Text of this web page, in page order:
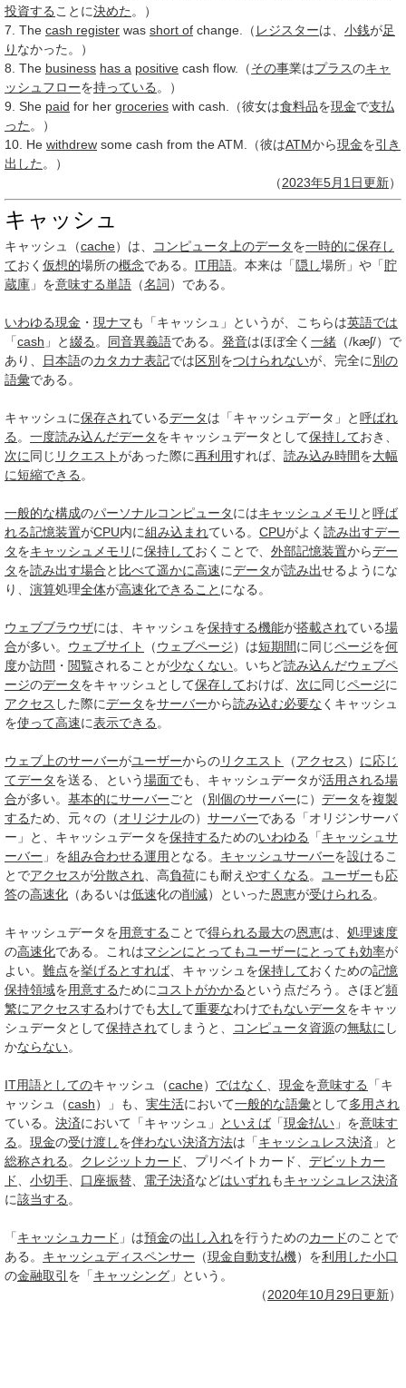
投資する ことに決めた 。）
7. The cash register was short of change.（ レジスターは、 小銭が足
り なかった。）
8. The business has a positive cash flow.（その事業はプラスのキャ
ッシュフローを持っている 。）
9. She paid for her groceries with cash.（彼女は食料品を現金で支払
った 。）
10. He withdrew some cash from the ATM.（彼はATMから現金を引き
出した 。）
（2023年5月1日更新）
キャッシュ
キャッシュ（cache）は、 コンピュータ 上のデータを一時的に保存し
ておく 仮想的場所の概念である。 IT用語。本来は「隠し場所」や「貯
蔵庫 」を意味する単語 （名詞）である。
いわゆる現金 ・ 現ナマも「キャッシュ」というが、こちらは英語では
「cash 」と綴る 。 同音異義語である。 発音はほぼ全く 一緒 （/kæʃ/）で
あり、
日本語のカタカナ表記では区別 をつけられないが、完全に別の
語彙である。
キャッシュに保存されているデータは「キャッシュデータ」と呼ばれ
る 。 一度読み込んだデータをキャッシュデータとして保持しておき、
次に同じ リクエストがあった際に再利用すれば、 読み込み時間を大幅
に短縮できる 。
一般的な構成のパーソナルコンピュータにはキャッシュメモリ と呼ば
れる記憶装置がCPU内に組み込まれている。 CPUがよく 読み出すデー
タをキャッシュメモリ に保持しておくことで、 外部記憶装置からデー
タを読み出す場合と 比べて遥かに高速にデータが読み出せるようにな
り、 演算処理全体が高速化できること になる。
ウェブブラウザには、キャッシュを保持する機能が搭載されている場
合が多い。 ウェブサイト （ウェブページ）は短期間に同じページを何
度か訪問 ・ 閲覧されることが少なくない。いちど読み込んだウェブペ
ージのデータをキャッシュとして保存しておけば、 次に同じページに
アクセス した際にデータをサーバーから読み込む必要な くキャッシュ
を使って高速に表示できる 。
ウェブ 上のサーバーがユーザーからのリクエスト （アクセス ） に応じ
てデータを送る、という場面でも、キャッシュデータが活用される場
合が多い。 基本的にサーバーごと（別個のサーバーに） データを複製
するため、元々の（オリジナルの） サーバーである「オリジンサーバ
ー」と、キャッシュデータを保持するためのいわゆる 「キャッシュサ
ーバー 」を組み合わせる運用 となる。 キャッシュサーバーを設けるこ
とでアクセスが分散され 、高負荷にも耐え やすくなる 。 ユーザーも応
答の高速化 （あるいは低速化の削減）といった恩恵が受けられる 。
キャッシュデータを用意する ことで得られる最大の恩恵は、 処理速度
の高速化である。これはマシンにとってもユーザーにとっても効率が
よい。 難点を挙げる とすれば 、キャッシュを保持しておくための記憶
保持領域を用意するために コストがかかる という点だろう。さほど頻
繁にアクセスするわけでも大して重要なわけでもないデータをキャッ
シュデータとして保持されてしまうと、 コンピュータ資源の無駄に し
かならない。
IT用語としてのキャッシュ（cache） ではなく 現金を意味する
「キ
ャッシュ（cash）」も、 実生活において一般的な語彙として多用され
ている。 決済において「キャッシュ」 といえば 「現金払い 」を意味す
る 。 現金の受け渡しを伴わない決済方法は「キャッシュレス決済 」と
総称される 。 クレジットカード 、プリベイトカード、 デビットカー
ド
小切手 口座振替 電子決済などはいずれもキャッシュレス決済
に該当する 。
「キャッシュカード 」は預金の出し入れを行うためのカードのことで
ある。 キャッシュディスペンサー （現金自動支払機）を利用した小口
の金融取引 を「キャッシング 」という。
（2020年10月 29日更新）